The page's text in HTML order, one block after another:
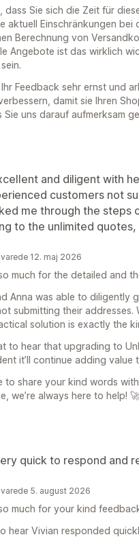
dass Sie sich die Zeit für
aktuell Einschränkungen
Berechnung von
Angebote ist das wirklich
Ihr Feedback sehr ernst und
damit sie Ihren
Sie uns darauf aufmerksam
and diligent with
customers not
me through the steps
to the unlimited
12. maj 2026
much for the detailed and
Anna was able to diligently
submitting their
solution is exactly the
to hear that upgrading to
it’ll continue adding value
to share your kind words
we’re always here to help! 🚀
quick to respond and
5. august 2026
much for your kind
hear Vivian responded